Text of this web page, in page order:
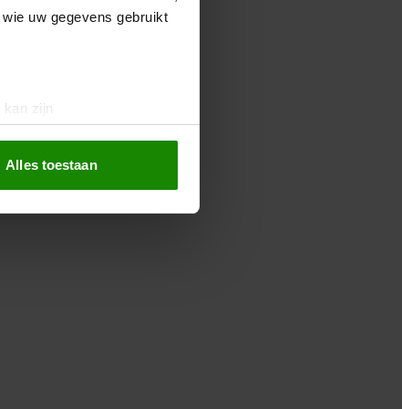
uw gegevens gebruikt
kan zijn
te bieden en om ons
partners voor social
met onze cookies als u
Alles toestaan